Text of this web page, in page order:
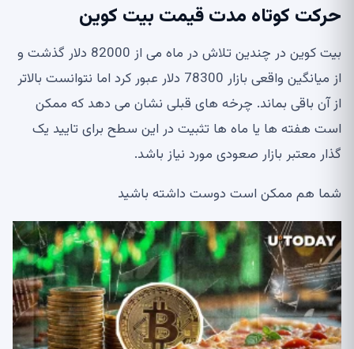
حرکت کوتاه مدت قیمت بیت کوین
بیت کوین در چندین تلاش در ماه می از 82000 دلار گذشت و
از میانگین واقعی بازار 78300 دلار عبور کرد اما نتوانست بالاتر
از آن باقی بماند. چرخه های قبلی نشان می دهد که ممکن
است هفته ها یا ماه ها تثبیت در این سطح برای تایید یک
گذار معتبر بازار صعودی مورد نیاز باشد.
شما هم ممکن است دوست داشته باشید